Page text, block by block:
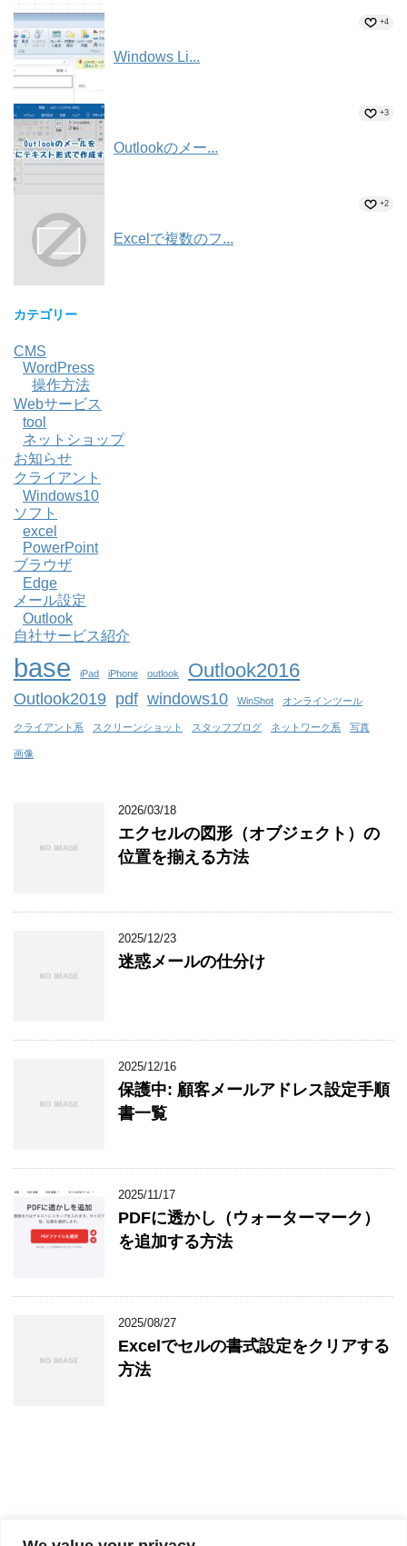
Windows Li...
+4
Outlookのメー...
+3
Excelで複数のフ...
+2
カテゴリー
CMS
WordPress
操作方法
Webサービス
tool
ネットショップ
お知らせ
クライアント
Windows10
ソフト
excel
PowerPoint
ブラウザ
Edge
メール設定
Outlook
自社サービス紹介
base iPad iPhone outlook Outlook2016
Outlook2019 pdf windows10 WinShot オンラインツール
クライアント系 スクリーンショット スタッフブログ ネットワーク系 写真
画像
2026/03/18
エクセルの図形（オブジェクト）の
位置を揃える方法
2025/12/23
迷惑メールの仕分け
2025/12/16
保護中: 顧客メールアドレス設定手順
書一覧
2025/11/17
PDFに透かし（ウォーターマーク）
を追加する方法
2025/08/27
Excelでセルの書式設定をクリアする
方法
自社サービス紹介 メール設定